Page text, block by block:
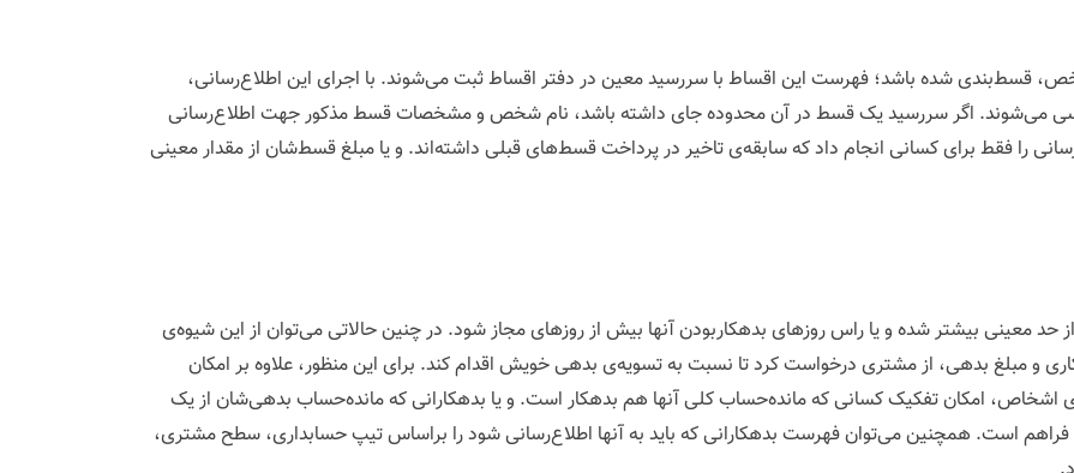
قسط‌بندی شده باشد؛ فهرست این اقساط با سررسید معین در دفتر اقساط ثبت می‌شوند. با اجرای این اطلاع‌رسانی،
می‌شوند. اگر سررسید یک قسط در آن محدوده جای داشته باشد، نام شخص و مشخصات قسط مذکور جهت اطلاع‌رسانی
را فقط برای کسانی انجام داد که سابقه‌ی تاخیر در پرداخت قسط‌های قبلی داشته‌اند. و یا مبلغ قسط‌شان از مقدار معینی
معینی بیشتر شده و یا راس روزهای بدهکاربودن آنها بیش از روزهای مجاز شود. در چنین حالاتی می‌توان از این شیوه‌ی
و مبلغ بدهی، از مشتری درخواست کرد تا نسبت به تسویه‌ی بدهی خویش اقدام کند. برای این منظور، علاوه بر امکان
اشخاص، امکان تفکیک کسانی که مانده‌حساب کلی آنها هم بدهکار است. و یا بدهکارانی که مانده‌حساب بدهی‌شان از یک
فراهم است. همچنین می‌توان فهرست بدهکارانی که باید به آنها اطلاع‌رسانی شود را براساس تیپ حسابداری، سطح مشتری،